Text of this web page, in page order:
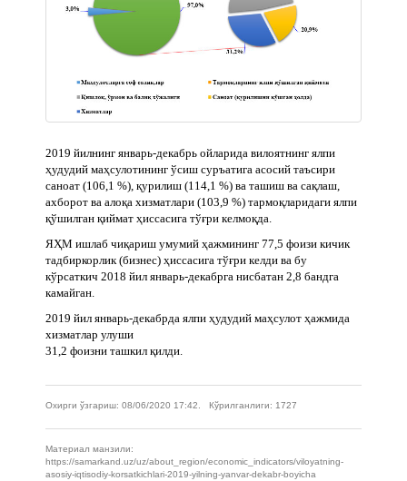
2019 йилнинг январь-декабрь ойларида вилоятнинг ялпи
ҳудудий маҳсулотининг ўсиш суръатига асосий таъсири
саноат (106,1 %), қурилиш (114,1 %) ва ташиш ва сақлаш,
ахборот ва алоқа хизматлари (103,9 %) тармоқларидаги ялпи
қўшилган қиймат ҳиссасига тўғри келмоқда.
ЯҲМ ишлаб чиқариш умумий ҳажмининг 77,5 фоизи кичик
тадбиркорлик (бизнес) ҳиссасига тўғри келди ва бу
кўрсаткич 2018 йил январь-декабрга нисбатан 2,8 бандга
камайган.
2019 йил январь-декабрда ялпи ҳудудий маҳсулот ҳажмида
хизматлар улуши
31,2 фоизни ташкил қилди.
Охирги ўзгариш: 08/06/2020 17:42. Кўрилганлиги: 1727
Материал манзили:
https://samarkand.uz/uz/about_region/economic_indicators/viloyatning-
asosiy-iqtisodiy-korsatkichlari-2019-yilning-yanvar-dekabr-boyicha